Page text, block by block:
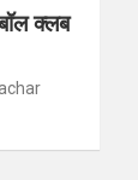
क्लब